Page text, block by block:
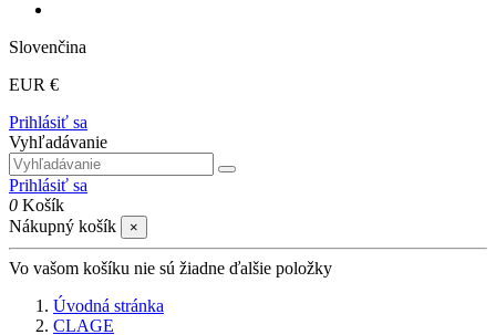
Slovenčina
EUR €
Prihlásiť sa
Vyhľadávanie
Prihlásiť sa
0 Košík
Nákupný košík
×
Vo vašom košíku nie sú žiadne ďalšie položky
Úvodná stránka
CLAGE